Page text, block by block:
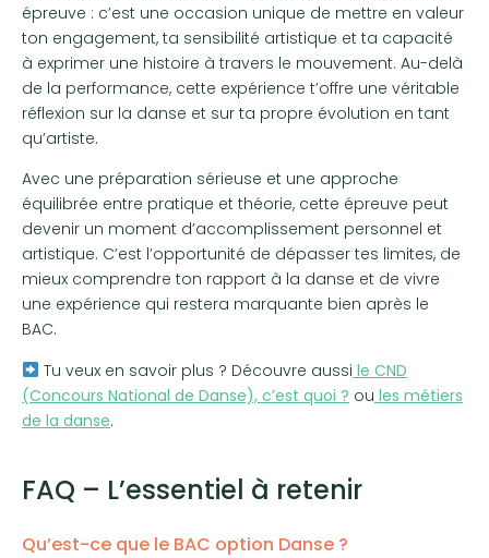
épreuve : c’est une occasion unique de mettre en valeur
ton engagement, ta sensibilité artistique et ta capacité
à exprimer une histoire à travers le mouvement. Au-delà
de la performance, cette expérience t’offre une véritable
réflexion sur la danse et sur ta propre évolution en tant
qu’artiste.
Avec une préparation sérieuse et une approche
équilibrée entre pratique et théorie, cette épreuve peut
devenir un moment d’accomplissement personnel et
artistique. C’est l’opportunité de dépasser tes limites, de
mieux comprendre ton rapport à la danse et de vivre
une expérience qui restera marquante bien après le
BAC.
Tu veux en savoir plus ? Découvre aussi le CND
(Concours National de Danse), c’est quoi ? ou les métiers
de la danse.
FAQ – L’essentiel à retenir
Qu’est-ce que le BAC option Danse ?